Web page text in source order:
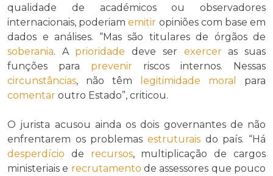
qualidade de académicos ou observadores
internacionais, poderiamemitir opiniões com base em
dados e análises. “Mas são titulares de órgãos de
soberania. A prioridade deve ser exerceras suas
funções para prevenir riscos internos. Nessas
circunstâncias, não têm legitimidade moral
para
comentar outro Estado”, criticou.
O jurista acusou ainda os dois governantes de não
enfrentarem os problemas estruturais do país. “Há
desperdício de recursos, multiplicação de cargos
ministeriais e recrutamento de assessores que pouco